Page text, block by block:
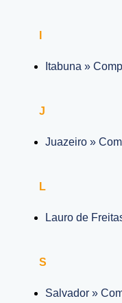
Itabuna »
J
Juazeiro »
L
Lauro de
S
Salvador »